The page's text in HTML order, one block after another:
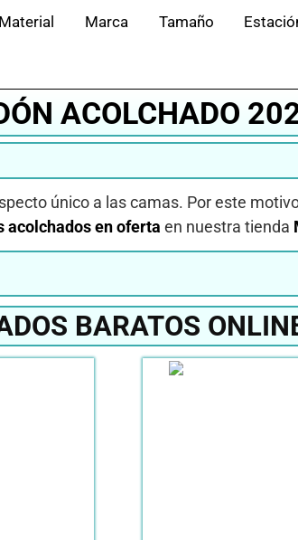
Material Marca Tamaño
ACOLCHADO
único a las camas. Por este
acolchados en oferta en nuestra tienda
BARATOS